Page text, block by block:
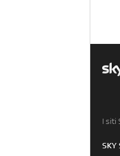
I siti
SKY